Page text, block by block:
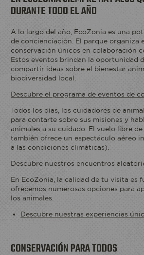
DURANTE TODO EL AÑO
A lo largo del año, EcoZonia es una
de concienciación. El parque organiza
conservación únicos en colaboración
Estos eventos brindan la oportunidad
compartir ideas sobre el bienestar
biodiversidad local.
Descubre el programa de eventos de
Todos los días, los cuidadores de
para contarte sobre sus misiones y
animales a su cuidado. El vuelo libre de
también ofrece un espectáculo aéreo
a las condiciones climáticas).
Descubre nuestros encuentros
En EcoZonia, la calidad de tu visita es
ofrecemos numerosas opciones para
los animales.
Descubre nuestras experiencias
CONSERVACIÓN PARA TODOS
AL
Reservo mi entrada